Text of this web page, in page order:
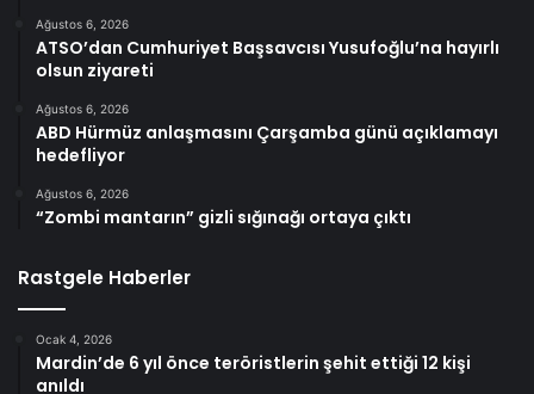
Ağustos 6, 2026
ATSO’dan Cumhuriyet Başsavcısı Yusufoğlu’na hayırlı
olsun ziyareti
Ağustos 6, 2026
ABD Hürmüz anlaşmasını Çarşamba günü açıklamayı
hedefliyor
Ağustos 6, 2026
“Zombi mantarın” gizli sığınağı ortaya çıktı
Rastgele Haberler
Ocak 4, 2026
Mardin’de 6 yıl önce teröristlerin şehit ettiği 12 kişi
anıldı